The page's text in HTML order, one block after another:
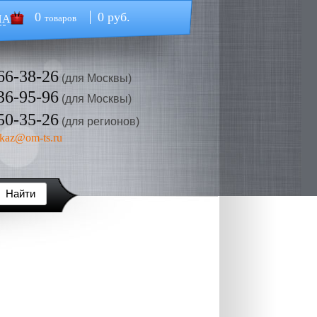
0 товаров 0 руб.
38-26 (для Москвы)
95-96 (для Москвы)
35-26 (для регионов)
ts.ru